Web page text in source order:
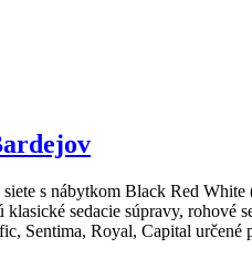
s nábytkom Black Red
klasické sedacie súpravy,
Sentima, Royal, Capital